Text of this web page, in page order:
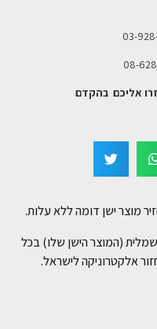
אליכם בהקדם
מוצר ישן דומה ללא עלות.
(המוצר הישן שלו) בכל
אלקטרוניקה לישראל.